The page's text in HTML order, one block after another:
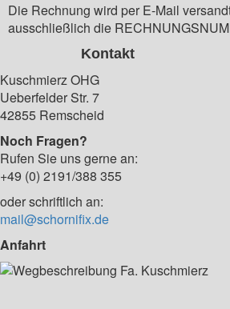
Die Rechnung wird per E-Mail
ausschließlich die
Kontakt
Kuschmierz OHG
Ueberfelder Str. 7
42855 Remscheid
Noch Fragen?
Rufen Sie uns gerne an:
+49 (0) 2191/388 355
oder schriftlich an:
mail@schornifix.de
Anfahrt